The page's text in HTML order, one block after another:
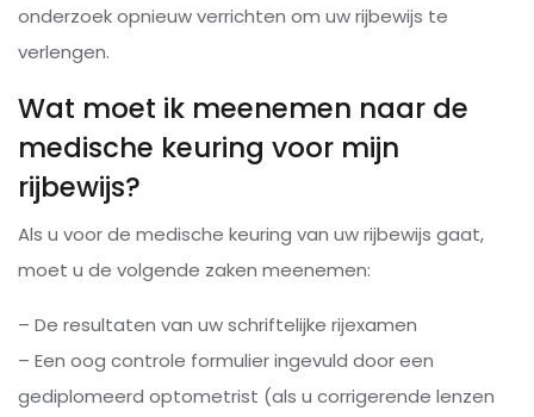
onderzoek opnieuw verrichten om uw rijbewijs te
verlengen.
Wat moet ik meenemen naar de
medische keuring voor mijn
rijbewijs?
Als u voor de medische keuring van uw rijbewijs gaat,
moet u de volgende zaken meenemen:
– De resultaten van uw schriftelijke rijexamen
– Een oog controle formulier ingevuld door een
gediplomeerd optometrist (als u corrigerende lenzen